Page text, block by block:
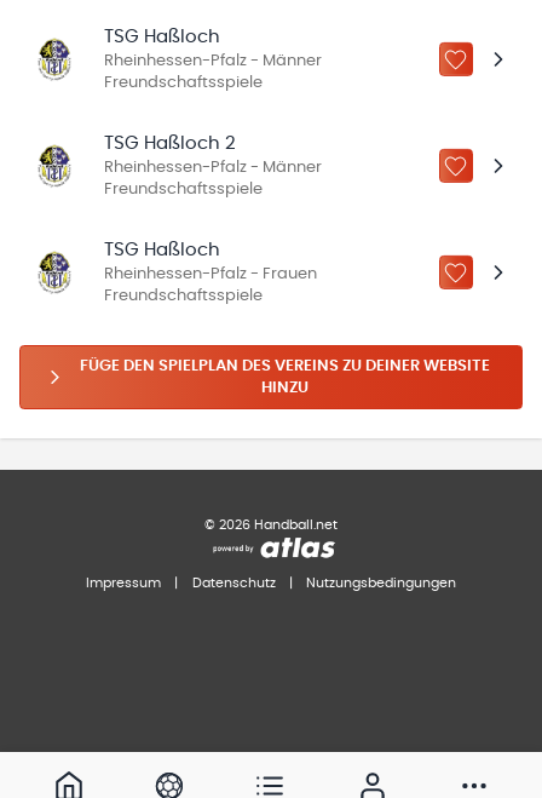
TSG Haßloch
Rheinhessen-Pfalz - Männer
Freundschaftsspiele
ZU „MEINE
TSG Haßloch 2
Rheinhessen-Pfalz - Männer
Freundschaftsspiele
ZU „MEINE
TSG Haßloch
Rheinhessen-Pfalz - Frauen
Freundschaftsspiele
ZU „MEINE
FÜGE DEN SPIELPLAN DES VEREINS ZU DEINER WEBSITE
HINZU
© 2026 Handball.net
Impressum Datenschutz Nutzungsbedingungen